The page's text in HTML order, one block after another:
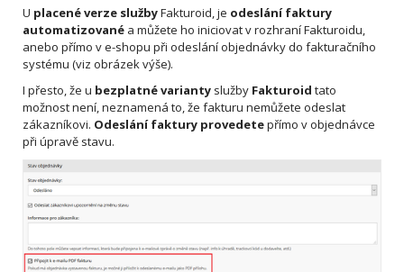
U placené verze službyFakturoid, je odeslání faktury
automatizované a můžete ho iniciovat v rozhraní Fakturoidu,
anebo přímo v e-shopu při odeslání objednávky do fakturačního
systému (viz obrázek výše).
I přesto, že u bezplatné varianty služby Fakturoid tato
možnost není, neznamená to, že fakturu nemůžete odeslat
zákazníkovi. Odeslání faktury provedetepřímo v objednávce
při úpravě stavu.